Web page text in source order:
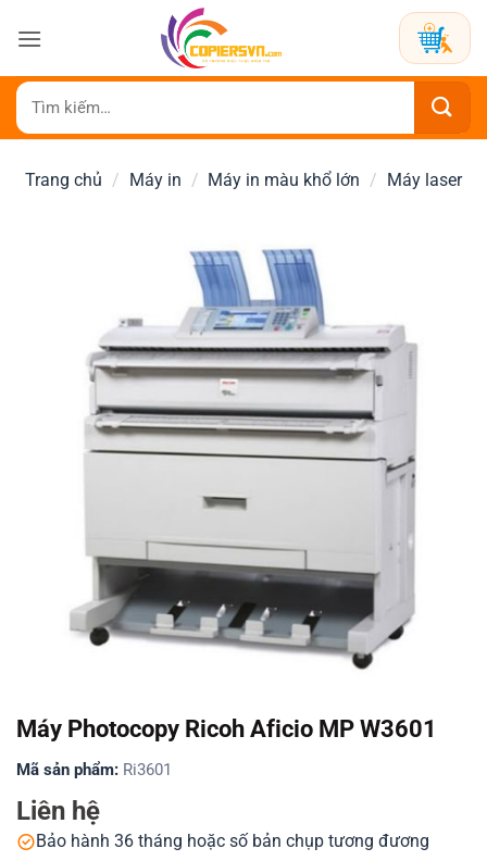
qua
dung
Tìm
kiếm:
Trang chủ / Máy in / Máy in màu khổ lớn / Máy laser
Máy Photocopy Ricoh Aficio MP W3601
Mã sản phẩm: Ri3601
Liên hệ
Bảo hành 36 tháng hoặc số bản chụp tương đương